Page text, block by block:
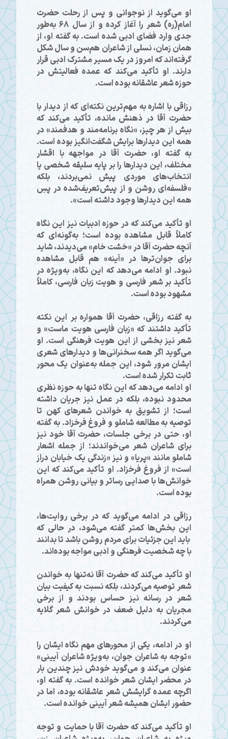
او می‌گوید از نوجوانی و پس از رحلت حضرت
امام(ره) شعر را آغاز کرده و از سال ۶۸ به‌طور
جدی وارد فضای ادبی شده است. به گفته او، از
همان زمان، نسلی از شاعران هم‌سن و سال شکل
گرفته‌اند که امروز در یک مسیر مشترک ادبی قرار
دارند. او تأکید می‌کند که عمده فعالیتش در
حوزه شعر عاشقانه بوده است.
رزاقی با اشاره به مهم‌ترین نکته‌ای که از دیدار با
حضرت آقا در ذهنش مانده، تأکید می‌کند که
بیش از هر چیز، «نگاه برنامه‌مند و هدفمند» در
همه این دیدارها برایش شگفت‌انگیز بوده است.
به گفته او، حضرت آقا در مواجهه با اقشار
مختلف، این دیدارها را بر پایه سلیقه شخصی یا
انتخاب‌های موردی پیش نمی‌بردند، بلکه
«فلسفه‌ای روشن و از پیش‌تعریف‌شده در پسِ
همه این دیدارها وجود داشته است».
او تأکید می‌کند که در حوزه ادبیات نیز این نگاه
کاملاً قابل مشاهده بوده است؛ به‌گونه‌ای که
آنچه حضرت آقا در «خشت خام» می‌دیدند، شاید
برای جوان‌ترها در «آینه» هم قابل مشاهده
نبود. او ادامه می‌دهد که این نگاه، به‌ویژه در
تأکید بر شعر فارسی و هویت زبان فارسی، کاملاً
مشهود بوده است.
به گفته رزاقی، حضرت آقا همواره بر این نکته
تأکید داشتند که «زبان فارسی هویت ماست» و
شعر نیز بخشی از این هویت فرهنگی است. او
می‌گوید اگر همه سخنرانی‌ها و دیدارهای شعری
ایشان مرور شود، این جمله به‌عنوان یک محور
ثابت تکرار شده است.
او ادامه می‌دهد که این نگاه تنها به حوزه نظری
محدود نبوده، بلکه در عمل نیز جریان داشته
است؛ از تشویق به خواندن شعرهای کهن تا
توصیه به مطالعه شاملو و فروغ فرخزاد. به گفته
او، حتی در برخی جلسات، حضرت آقا خود نیز
برای شاعران شعر می‌خواندند؛ از جمله اشعار
شاملو مانند «پریا» و نیز «زندگی یک خیابان دراز
است» از فروغ فرخزاد. او تأکید می‌کند که این
خوانش‌ها با صدایی رساتر و بیانی روشن همراه
بوده است.
رزاقی در ادامه می‌گوید که در برخی روایت‌ها،
این بخش‌ها کمتر گفته می‌شود، در حالی که
باید این جزئیات برای مردم روشن باشد تا بدانند
با چه شخصیت فرهنگی و ادبی مواجه بوده‌اند.
او تأکید می‌کند که حضرت آقا نه‌تنها به خواندن
شعر توصیه می‌کردند، بلکه نسبت به کیفیت بیان
شعر در رسانه نیز حساس بودند و از برخی
مجریان به دلیل ضعف در خوانش شعر گلایه
می‌کردند.
او در ادامه، یکی از محورهای مهم نگاه ایشان را
«توجه به شاعران جوان، به‌ویژه شاعران آیینی»
عنوان می‌کند و می‌گوید خودش نیز چندین بار
در محضر ایشان شعر خوانده است. به گفته او،
اگرچه عمده گرایشش شعر عاشقانه بوده، اما در
حضور ایشان همیشه شعر آیینی خوانده است.
او تأکید می‌کند که حضرت آقا با حمایت و توجه